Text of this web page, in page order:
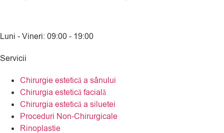
Luni - Vineri: 09:00 - 19:00​
Servicii
Chirurgie estetică a sânului
Chirurgia estetică facială
Chirurgia estetică a siluetei
Proceduri Non-Chirurgicale
Rinoplastie